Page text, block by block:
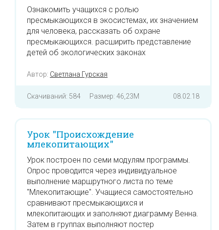
Ознакомить учащихся с ролью
пресмыкающихся в экосистемах, их значением
для человека, рассказать об охране
пресмыкающихся. расширить представление
детей об экологических законах
Автор: Светлана Гурская
Скачиваний: 584 Размер: 46,23M 08.02.18
Урок "Происхождение
млекопитающих"
Урок построен по семи модулям программы.
Опрос проводится через индивидуальное
выполнение маршрутного листа по теме
"Млекопитающие". Учащиеся самостоятельно
сравнивают пресмыкающихся и
млекопитающих и заполняют диаграмму Венна.
Затем в группах выполняют постер